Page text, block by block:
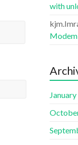
with